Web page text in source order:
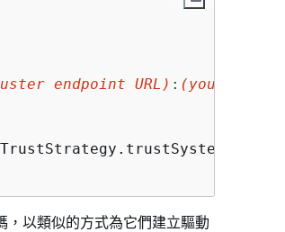
endpoint URL) : (your
以類似的方式為它們建立驅動